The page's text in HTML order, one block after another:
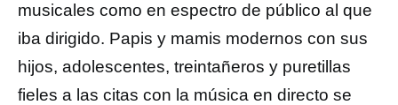
musicales como en espectro de público al que
iba dirigido. Papis y mamis modernos con sus
hijos, adolescentes, treintañeros y puretillas
fieles a las citas con la música en directo se